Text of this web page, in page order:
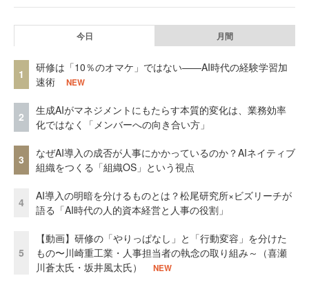
今日 月間
1
研修は「10％のオマケ」ではない——AI時代の経験学習加
速術
NEW
2
生成AIがマネジメントにもたらす本質的変化は、業務効率
化ではなく「メンバーへの向き合い方」
3
なぜAI導入の成否が人事にかかっているのか？AIネイティブ
組織をつくる「組織OS」という視点
4
AI導入の明暗を分けるものとは？松尾研究所×ビズリーチが
語る「AI時代の人的資本経営と人事の役割」
5
【動画】研修の「やりっぱなし」と「行動変容」を分けた
もの〜川崎重工業・人事担当者の執念の取り組み～（喜瀬
川蒼太氏・坂井風太氏）
NEW